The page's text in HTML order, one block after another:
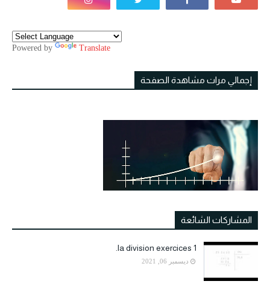
Powered by Translate
إجمالي مرات مشاهدة الصفحة
المشاركات الشائعة
la division exercices 1.
ديسمبر 06, 2021